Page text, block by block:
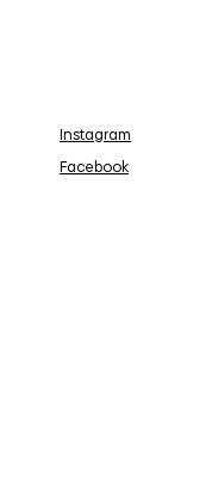
Instagram
Facebook